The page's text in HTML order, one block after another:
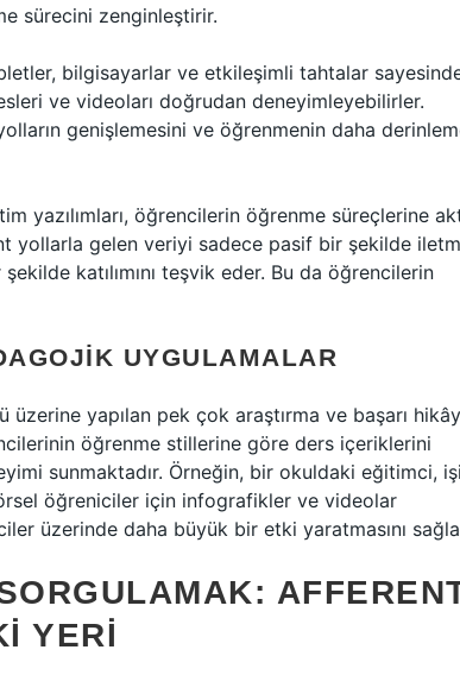
sürecini zenginleştirir.
bilgisayarlar ve etkileşimli tahtalar
ve videoları doğrudan deneyimleyebilirler.
genişlemesini ve öğrenmenin daha
yazılımları, öğrencilerin öğrenme süreçlerine
yollarla gelen veriyi sadece pasif bir şekilde
katılımını teşvik eder. Bu da öğrencilerin
UYGULAMALAR
yapılan pek çok araştırma ve başarı
öğrenme stillerine göre ders içeriklerini
sunmaktadır. Örneğin, bir okuldaki eğitimci,
öğreniciler için infografikler ve videolar
üzerinde daha büyük bir etki yaratmasını
YERI